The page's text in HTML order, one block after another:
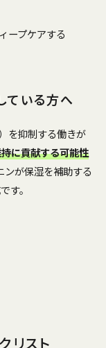
ープケアする
ている方へ
を抑制する働きが
に貢献する可能性
ンが保湿を補助する
す。
リスト